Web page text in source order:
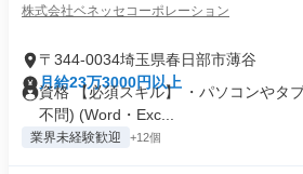
株式会社ベネッセコーポレーション
〒344-0034埼玉県春日部市薄谷
月給23万3000円以上
資格 【必須スキル】 ・パソコンやタ
不問) (Word・Exc...
業界未経験歓迎 +12個